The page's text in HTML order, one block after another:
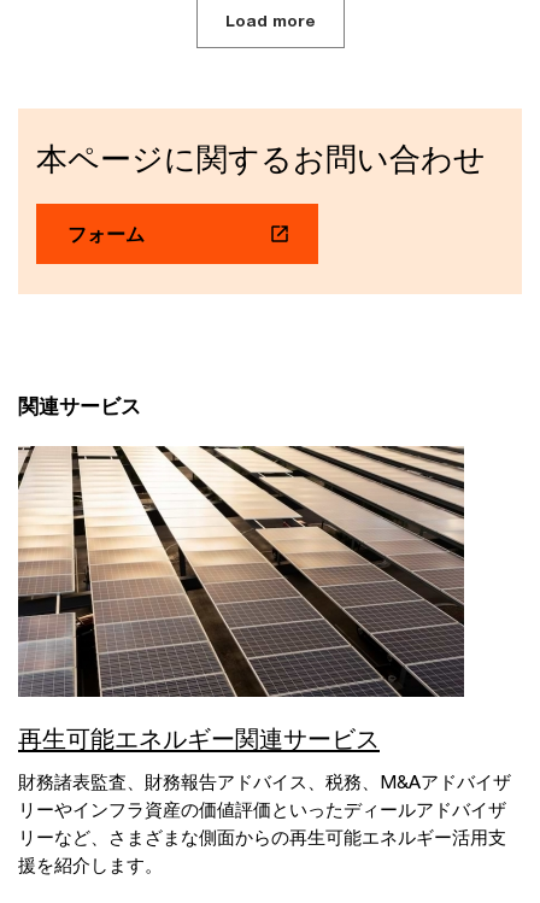
Load more
本ページに関するお問い合わせ
フォーム
関連サービス
再生可能エネルギー関連サービス
財務諸表監査、財務報告アドバイス、税務、M&Aアドバイザ
リーやインフラ資産の価値評価といったディールアドバイザ
リーなど、さまざまな側面からの再生可能エネルギー活用支
援を紹介します。